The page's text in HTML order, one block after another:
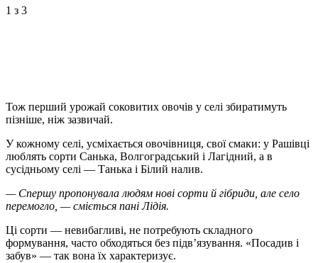
1 з 3
Тож перший урожай соковитих овочів у селі збиратимуть
пізніше, ніж зазвичай.
У кожному селі, усміхається овочівниця, свої смаки: у Рашівці
люблять сорти Санька, Волгоградський і Лагідний, а в
сусідньому селі — Танька і Білий налив.
— Спершу пропонувала людям нові сорти й гібриди, але село
перемогло, — сміється пані Лідія.
Ці сорти — невибагливі, не потребують складного
формування, часто обходяться без підв’язування. «Посадив і
забув» — так вона їх характеризує.